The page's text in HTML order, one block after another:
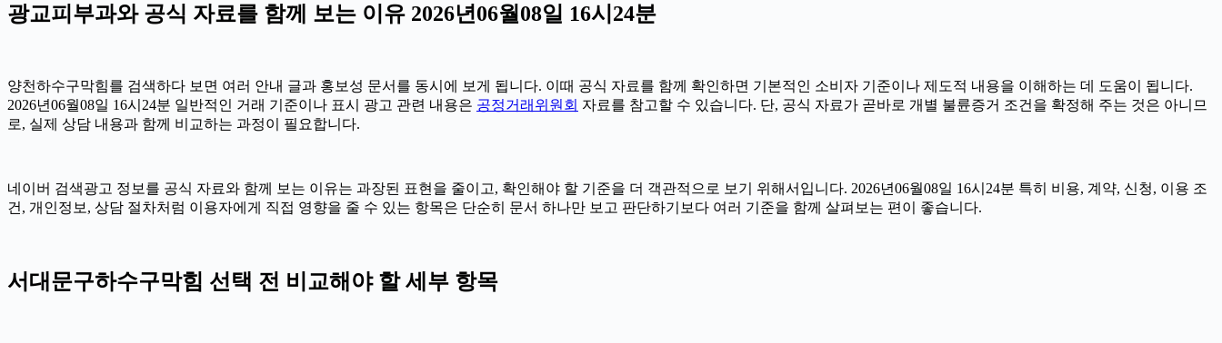
광교피부과와 공식 자료를 함께 보는 이유 2026년06월08일 16시24분
양천하수구막힘를 검색하다 보면 여러 안내 글과 홍보성 문서를 동시에 보게 됩니다. 이때 공식 자료를 함께 확인하면 기본적인 소비자 기준이나 제도적 내용을 이해하는 데 도움이 됩니다.
2026년06월08일 16시24분 일반적인 거래 기준이나 표시 광고 관련 내용은 공정거래위원회 자료를 참고할 수 있습니다. 단, 공식 자료가 곧바로 개별 불륜증거 조건을 확정해 주는 것은 아니므
로, 실제 상담 내용과 함께 비교하는 과정이 필요합니다.
네이버 검색광고 정보를 공식 자료와 함께 보는 이유는 과장된 표현을 줄이고, 확인해야 할 기준을 더 객관적으로 보기 위해서입니다. 2026년06월08일 16시24분 특히 비용, 계약, 신청, 이용 조
건, 개인정보, 상담 절차처럼 이용자에게 직접 영향을 줄 수 있는 항목은 단순히 문서 하나만 보고 판단하기보다 여러 기준을 함께 살펴보는 편이 좋습니다.
서대문구하수구막힘 선택 전 비교해야 할 세부 항목